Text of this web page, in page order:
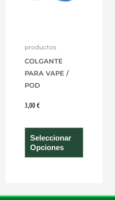
productos
COLGANTE
PARA VAPE /
POD
3,00€
Seleccionar
Opciones